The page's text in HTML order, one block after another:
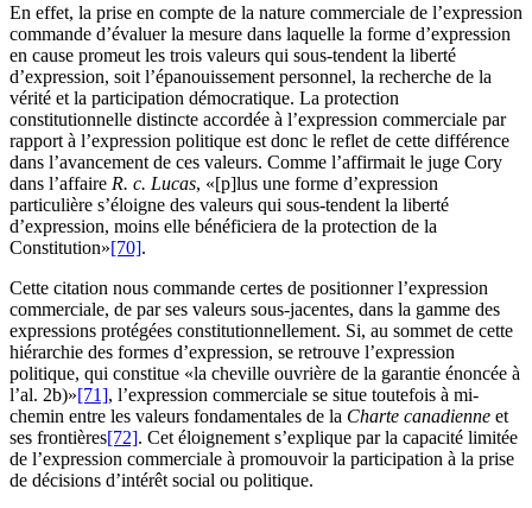
En effet, la prise en compte de la nature commerciale de l’expression
commande d’évaluer la mesure dans laquelle la forme d’expression
en cause promeut les trois valeurs qui sous-tendent la liberté
d’expression, soit l’épanouissement personnel, la recherche de la
vérité et la participation démocratique. La protection
constitutionnelle distincte accordée à l’expression commerciale par
rapport à l’expression politique est donc le reflet de cette différence
dans l’avancement de ces valeurs. Comme l’affirmait le juge Cory
dans l’affaire R. c. Lucas, «[p]lus une forme d’expression
particulière s’éloigne des valeurs qui sous-tendent la liberté
d’expression, moins elle bénéficiera de la protection de la
Constitution»[70].
Cette citation nous commande certes de positionner l’expression
commerciale, de par ses valeurs sous-jacentes, dans la gamme des
expressions protégées constitutionnellement. Si, au sommet de cette
hiérarchie des formes d’expression, se retrouve l’expression
politique, qui constitue «la cheville ouvrière de la garantie énoncée à
l’al. 2b)»[71], l’expression commerciale se situe toutefois à mi-
chemin entre les valeurs fondamentales de la Charte canadienne et
ses frontières[72]. Cet éloignement s’explique par la capacité limitée
de l’expression commerciale à promouvoir la participation à la prise
de décisions d’intérêt social ou politique.